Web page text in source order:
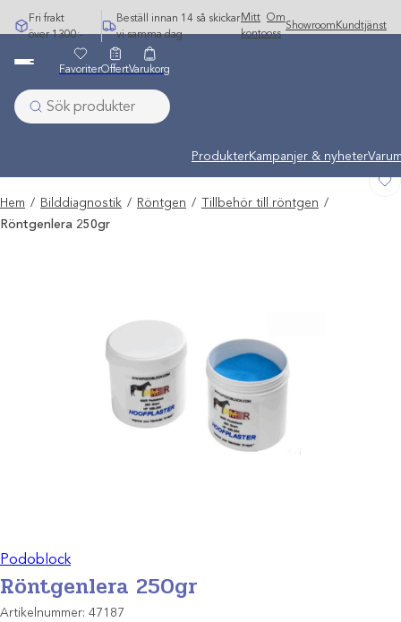
Hoppa
till
Fri frakt
över 1300:-
Beställ innan 14 så skickar
vi samma dag
Mitt
konto
Om
oss
Showroom Kundtjänst
Undermeny stängd: Varumärken
ProdukterKampanjer & nyheter
FavoriterOffertVarukorg
Hem / Bilddiagnostik / Röntgen / Tillbehör till röntgen /
Röntgenlera 250gr
Podoblock
Röntgenlera 250gr
Artikelnummer: 47187